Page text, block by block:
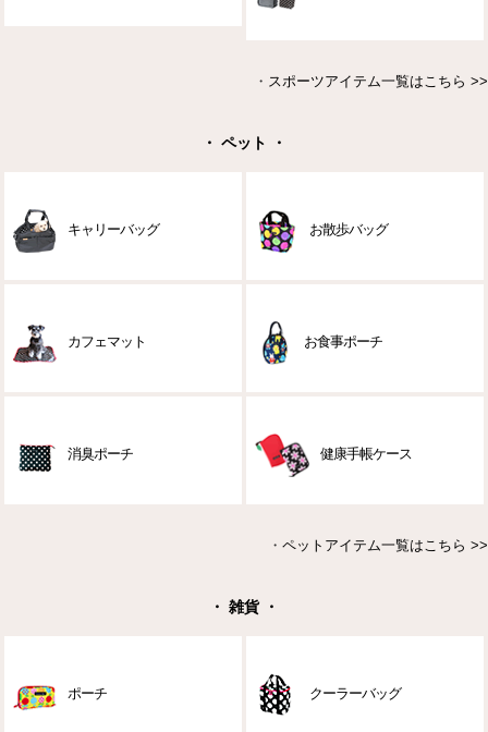
・ スポーツアイテム一覧はこちら >>
・ ペット ・
キャリーバッグ お散歩バッグ
カフェマット お食事ポーチ
消臭ポーチ 健康手帳ケース
・ ペットアイテム一覧はこちら >>
・ 雑貨 ・
ポーチ クーラーバッグ